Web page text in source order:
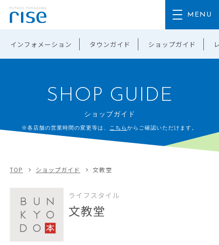
インフォメーション タウンガイド ショップガイド
SHOP GUIDE
ショップガイド
※各店舗の営業時間の変更等は、 こちらからご確認いただけます。
TOP ショップガイド 文教堂
ライフスタイル
文教堂